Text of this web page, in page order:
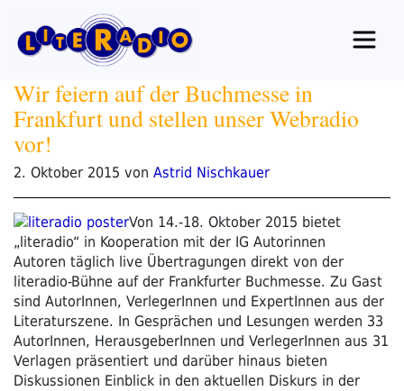
Inhalt
springen
Wir feiern auf der Buchmesse in
Frankfurt und stellen unser Webradio
vor!
2. Oktober 2015 Veröffentlicht
von Astrid Nischkauer
Von 14.-18. Oktober 2015 bietet
„literadio“ in Kooperation mit der IG Autorinnen
Autoren täglich live Übertragungen direkt von der
literadio-Bühne auf der Frankfurter Buchmesse. Zu Gast
sind AutorInnen, VerlegerInnen und ExpertInnen aus der
Literaturszene. In Gesprächen und Lesungen werden 33
AutorInnen, HerausgeberInnen und VerlegerInnen aus 31
Verlagen präsentiert und darüber hinaus bieten
Diskussionen Einblick in den aktuellen Diskurs in der